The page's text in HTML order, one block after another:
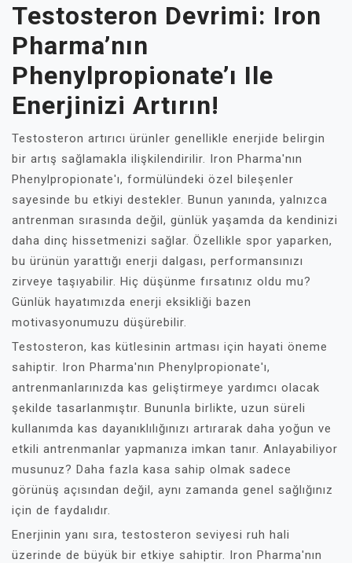
Testosteron Devrimi: Iron
Pharma’nın
Phenylpropionate’ı Ile
Enerjinizi Artırın!
Testosteron artırıcı ürünler genellikle enerjide belirgin
bir artış sağlamakla ilişkilendirilir. Iron Pharma'nın
Phenylpropionate'ı, formülündeki özel bileşenler
sayesinde bu etkiyi destekler. Bunun yanında, yalnızca
antrenman sırasında değil, günlük yaşamda da kendinizi
daha dinç hissetmenizi sağlar. Özellikle spor yaparken,
bu ürünün yarattığı enerji dalgası, performansınızı
zirveye taşıyabilir. Hiç düşünme fırsatınız oldu mu?
Günlük hayatımızda enerji eksikliği bazen
motivasyonumuzu düşürebilir.
Testosteron, kas kütlesinin artması için hayati öneme
sahiptir. Iron Pharma'nın Phenylpropionate'ı,
antrenmanlarınızda kas geliştirmeye yardımcı olacak
şekilde tasarlanmıştır. Bununla birlikte, uzun süreli
kullanımda kas dayanıklılığınızı artırarak daha yoğun ve
etkili antrenmanlar yapmanıza imkan tanır. Anlayabiliyor
musunuz? Daha fazla kasa sahip olmak sadece
görünüş açısından değil, aynı zamanda genel sağlığınız
için de faydalıdır.
Enerjinin yanı sıra, testosteron seviyesi ruh hali
üzerinde de büyük bir etkiye sahiptir. Iron Pharma'nın